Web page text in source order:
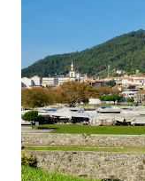
2ª a 5ª feira a partir